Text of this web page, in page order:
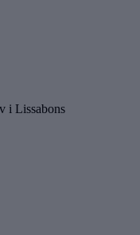
i Lissabons